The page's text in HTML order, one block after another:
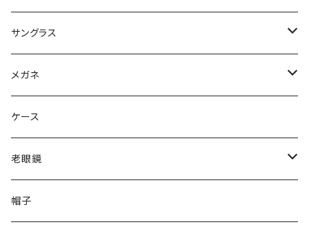
サングラス
Ray-Ban レイバン
gucci グッチ
VivienneWestwood ヴィヴィアン
PAGE BOY ページボーイ
メガネ
Ray-Ban レイバン
gucci グッチ
VivienneWestwood ヴィヴィアン
ケース
老眼鏡
エッシェンバッハ Eschenbach
帽子